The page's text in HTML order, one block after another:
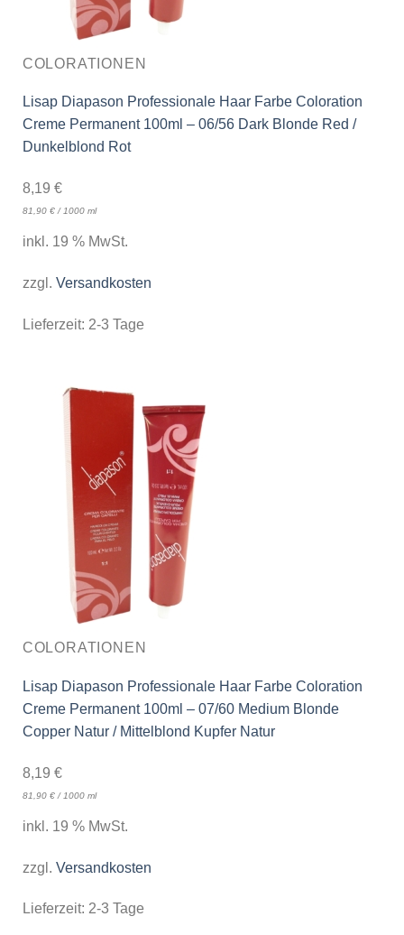
COLORATIONEN
Lisap Diapason Professionale Haar Farbe Coloration
Creme Permanent 100ml – 06/56 Dark Blonde Red /
Dunkelblond Rot
8,19 €
81,90 €/1000 ml
inkl. 19 % MwSt.
zzgl. Versandkosten
Lieferzeit: 2-3 Tage
COLORATIONEN
Lisap Diapason Professionale Haar Farbe Coloration
Creme Permanent 100ml – 07/60 Medium Blonde
Copper Natur / Mittelblond Kupfer Natur
8,19 €
81,90 €/ 1000 ml
inkl. 19 % MwSt.
zzgl. Versandkosten
Lieferzeit: 2-3 Tage